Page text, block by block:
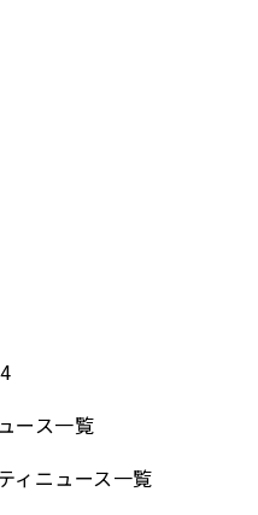
ース⼀覧
ィニュース⼀覧